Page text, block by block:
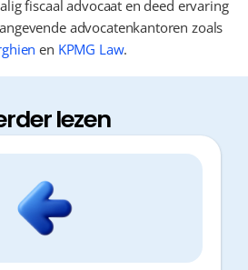
fiscaal advocaat en deed ervaring
advocatenkantoren zoals
en KPMG Law.
lezen